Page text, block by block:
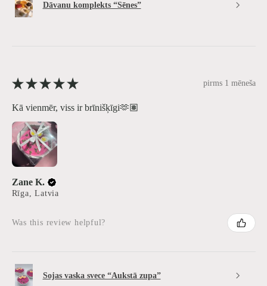
Dāvanu komplekts “Sēnes”
★ ★ ★ ★ ★ pirms 1 mēneša
Kā vienmēr, viss ir brīnišķīgi🫶🏽
Zane K.
Rīga, Latvia
Was this review helpful?
Sojas vaska svece “Aukstā zupa”